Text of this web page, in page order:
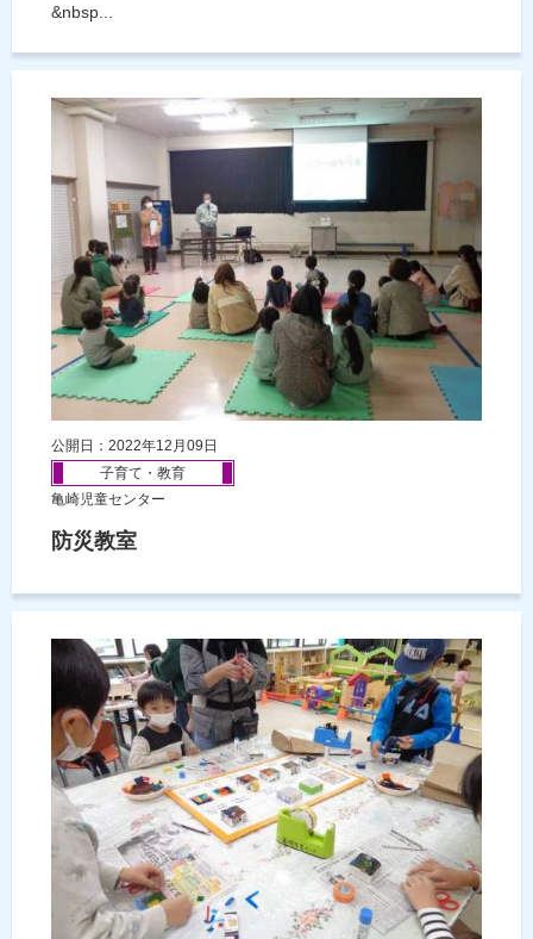
&nbsp...
公開日：2022年12月09日
子育て・教育
亀崎児童センター
防災教室